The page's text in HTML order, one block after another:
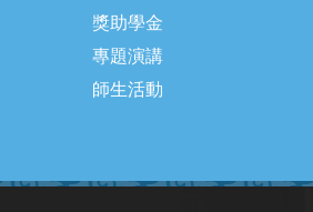
獎助學金
專題演講
師生活動